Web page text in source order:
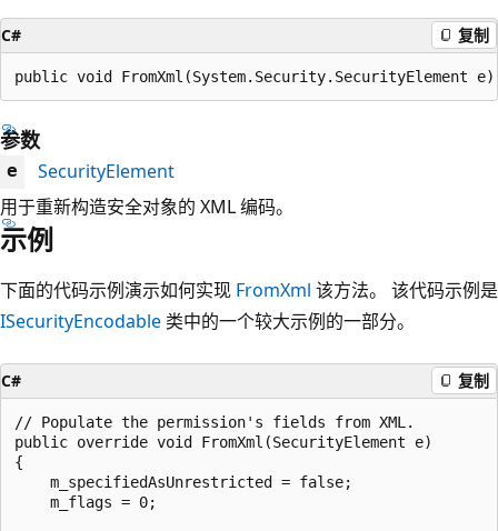
C# 复制
public void FromXml(System.Security.SecurityElement
参数
e
SecurityElement
用于重新构造安全对象的 XML 编码。
示例
下面的代码示例演示如何实现 FromXml 该方法。 该代码示例是
ISecurityEncodable 类中的一个较大示例的一部分。
C# 复制
// Populate the permission's fields from XML.
public override void FromXml(SecurityElement e)
{
    m_specifiedAsUnrestricted = false;
    m_flags = 0;